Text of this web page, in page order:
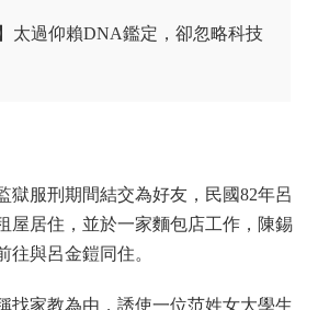
太過仰賴DNA鑑定，卻忽略科技
獄服刑期間結交為好友，民國82年呂
屋居住，並於一家麵包店工作，陳錫
往與呂金鎧同住。
找家教為由，誘使一位范姓女大學生